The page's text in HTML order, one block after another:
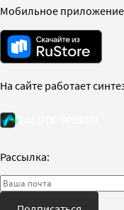
Мобильное приложение
На сайте работает
Рассылка: